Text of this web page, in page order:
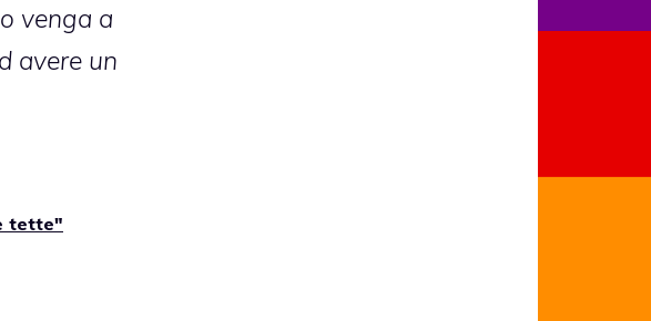
venga a
avere un
tette"